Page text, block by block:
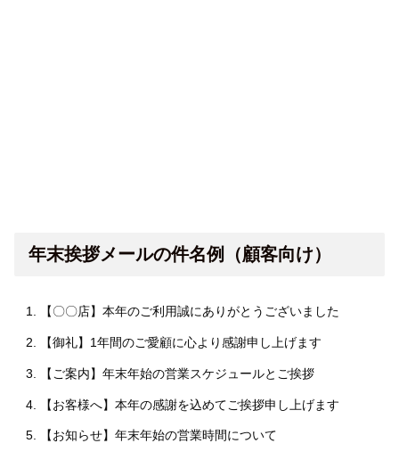
年末挨拶メールの件名例（顧客向け）
【〇〇店】本年のご利用誠にありがとうございました
【御礼】1年間のご愛顧に心より感謝申し上げます
【ご案内】年末年始の営業スケジュールとご挨拶
【お客様へ】本年の感謝を込めてご挨拶申し上げます
【お知らせ】年末年始の営業時間について